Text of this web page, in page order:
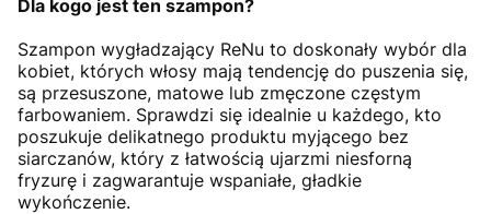
Dla kogo jest ten szampon?
Szampon wygładzający ReNu to doskonały wybór dla
kobiet, których włosy mają tendencję do puszenia się,
są przesuszone, matowe lub zmęczone częstym
farbowaniem. Sprawdzi się idealnie u każdego, kto
poszukuje delikatnego produktu myjącego bez
siarczanów, który z łatwością ujarzmi niesforną
fryzurę i zagwarantuje wspaniałe, gładkie
wykończenie.